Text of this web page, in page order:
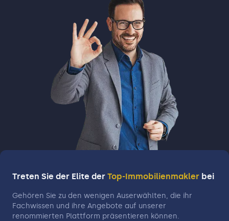
Treten Sie der Elite der Top-Immobilienmakler bei
Gehören Sie zu den wenigen Auserwählten, die ihr
Fachwissen und ihre Angebote auf unserer
renommierten Plattform präsentieren können.